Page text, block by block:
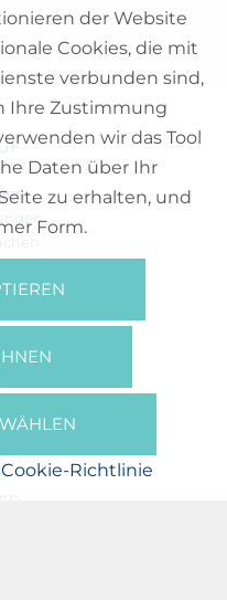
der Website
Cookies, die mit
verbunden sind,
Ihre Zustimmung
wir das Tool
Daten über Ihr
zu erhalten, und
Form.
Cookie-Richtlinie